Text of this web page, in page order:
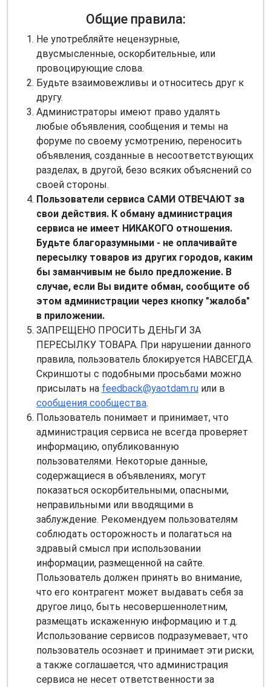
Общие правила:
Не употребляйте нецензурные,
двусмысленные, оскорбительные, или
провоцирующие слова.
Будьте взаимовежливы и относитесь друг к
другу.
Администраторы имеют право удалять
любые объявления, сообщения и темы на
форуме по своему усмотрению, переносить
объявления, созданные в несоответствующих
разделах, в другой, безо всяких объяснений со
своей стороны.
Пользователи сервиса САМИ ОТВЕЧАЮТ за
свои действия. К обману администрация
сервиса не имеет НИКАКОГО отношения.
Будьте благоразумными - не оплачивайте
пересылку товаров из других городов, каким
бы заманчивым не было предложение. В
случае, если Вы видите обман, сообщите об
этом администрации через кнопку "жалоба"
в приложении.
ЗАПРЕЩЕНО ПРОСИТЬ ДЕНЬГИ ЗА
ПЕРЕСЫЛКУ ТОВАРА. При нарушении данного
правила, пользователь блокируется НАВСЕГДА.
Скриншоты с подобными просьбами можно
присылать на feedback@yaotdam.ru или в
сообщения сообщества.
Пользователь понимает и принимает, что
администрация сервиса не всегда проверяет
информацию, опубликованную
пользователями. Некоторые данные,
содержащиеся в объявлениях, могут
показаться оскорбительными, опасными,
неправильными или вводящими в
заблуждение. Рекомендуем пользователям
соблюдать осторожность и полагаться на
здравый смысл при использовании
информации, размещенной на сайте.
Пользователь должен принять во внимание,
что его контрагент может выдавать себя за
другое лицо, быть несовершеннолетним,
размещать искаженную информацию и т.д.
Использование сервисов подразумевает, что
пользователь осознает и принимает эти риски,
а также соглашается, что администрация
сервиса не несет ответственности за